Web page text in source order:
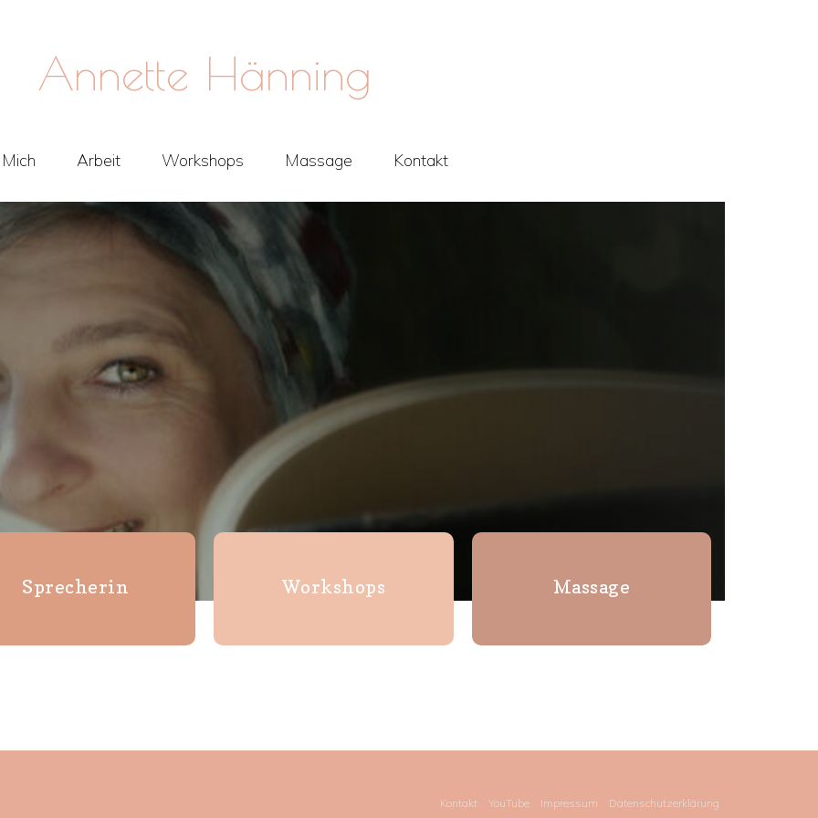
Annette Hänning
Arbeit Workshops Massage Kontakt
Sprecherin Workshops Massage
Kontakt YouTube Impressum Datenschutzerklärung